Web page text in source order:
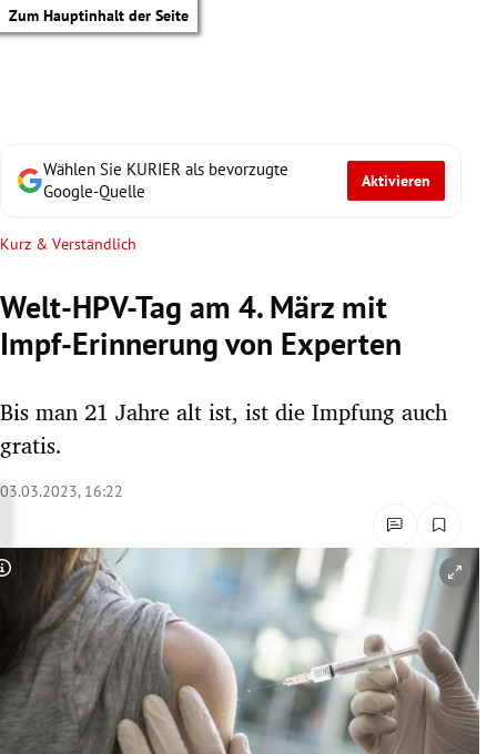
Zum Hauptinhalt der Seite
Untermenü
Untermenü
Untermenü
Untermenü
Wählen Sie KURIER als bevorzugte
Google-Quelle
Aktivieren
Kurz & Verständlich
Welt-HPV-Tag am 4. März mit
Impf-Erinnerung von Experten
Bis man 21 Jahre alt ist, ist die Impfung auch
gratis.
03.03.2023, 16:22
Copyright-Hinweis öffnen/schließen